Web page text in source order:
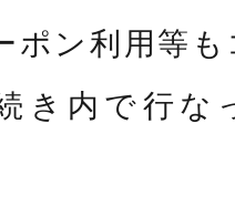
ポン利用等も
き内で行な